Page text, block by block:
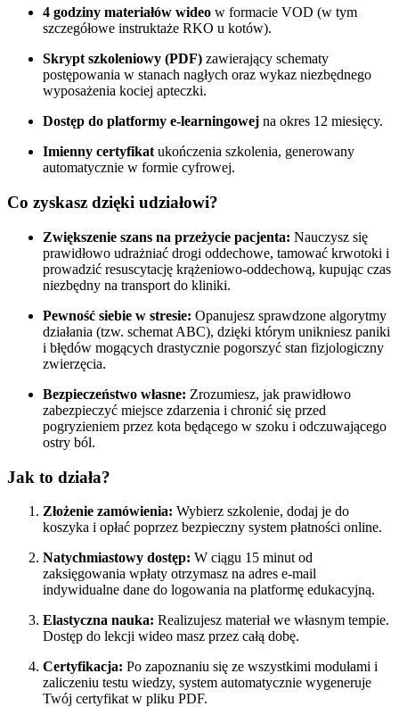
4 godziny materiałów wideo w formacie VOD (w tym
szczegółowe instruktaże RKO u kotów).
Skrypt szkoleniowy (PDF) zawierający schematy
postępowania w stanach nagłych oraz wykaz niezbędnego
wyposażenia kociej apteczki.
Dostęp do platformy e-learningowej na okres 12 miesięcy.
Imienny certyfikatukończenia szkolenia, generowany
automatycznie w formie cyfrowej.
Co zyskasz dzięki udziałowi?
Zwiększenie szans na przeżycie pacjenta: Nauczysz się
prawidłowo udrażniać drogi oddechowe, tamować krwotoki i
prowadzić resuscytację krążeniowo-oddechową, kupując czas
niezbędny na transport do kliniki.
Pewność siebie w stresie: Opanujesz sprawdzone algorytmy
działania (tzw. schemat ABC), dzięki którym unikniesz paniki
i błędów mogących drastycznie pogorszyć stan fizjologiczny
zwierzęcia.
Bezpieczeństwo własne: Zrozumiesz, jak prawidłowo
zabezpieczyć miejsce zdarzenia i chronić się przed
pogryzieniem przez kota będącego w szoku i odczuwającego
ostry ból.
Jak to działa?
Złożenie zamówienia: Wybierz szkolenie, dodaj je do
koszyka i opłać poprzez bezpieczny system płatności online.
Natychmiastowy dostęp: W ciągu 15 minut od
zaksięgowania wpłaty otrzymasz na adres e-mail
indywidualne dane do logowania na platformę edukacyjną.
Elastyczna nauka: Realizujesz materiał we własnym tempie.
Dostęp do lekcji wideo masz przez całą dobę.
Certyfikacja: Po zapoznaniu się ze wszystkimi modułami i
zaliczeniu testu wiedzy, system automatycznie wygeneruje
Twój certyfikat w pliku PDF.